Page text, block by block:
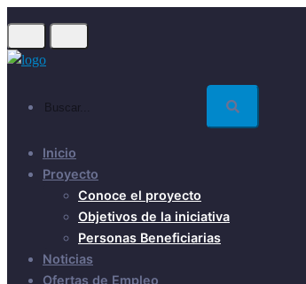
main
Inicio
Proyecto
Conoce el proyecto
Objetivos de la iniciativa
Personas Beneficiarias
Noticias
Ofertas de Empleo